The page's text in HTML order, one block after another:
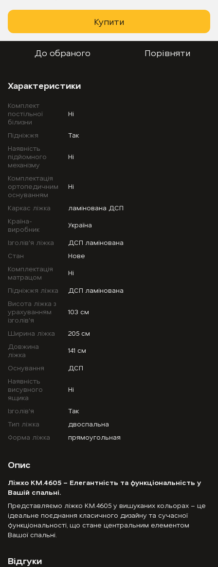
Купити
До обраного Порівняти
Характеристики
Комплект
постільної
білизни
Ні
Підніжжя
Так
Наявність
підйомного
механізму
Ні
Комплектація
ортопедичним
оснуванням
Ні
Каркас ліжка
ламінована ДСП
Країна-
виробник
Україна
Ізголів'я ліжка
ДСП ламінована
Стан
Нове
Комплектація
матрацом
Ні
Підніжжя ліжка
ДСП ламінована
Висота ліжка з
урахуванням
ізголів'я
103 см
Ширина ліжка
205 см
Довжина
ліжка
141 см
Оснування
ДСП
Наявність
висувного
ящика
Ні
Ізголів'я
Так
Тип ліжка
двоспальна
Форма ліжка
прямоугольная
Опис
Ліжко KM.4605 – Елегантність та функціональність у
Вашій спальні.
Представляємо ліжко KM.4605 у вишуканих кольорах – це
ідеальне поєднання класичного дизайну та сучасної
функціональності, що стане центральним елементом
Вашої спальні.
Відгуки